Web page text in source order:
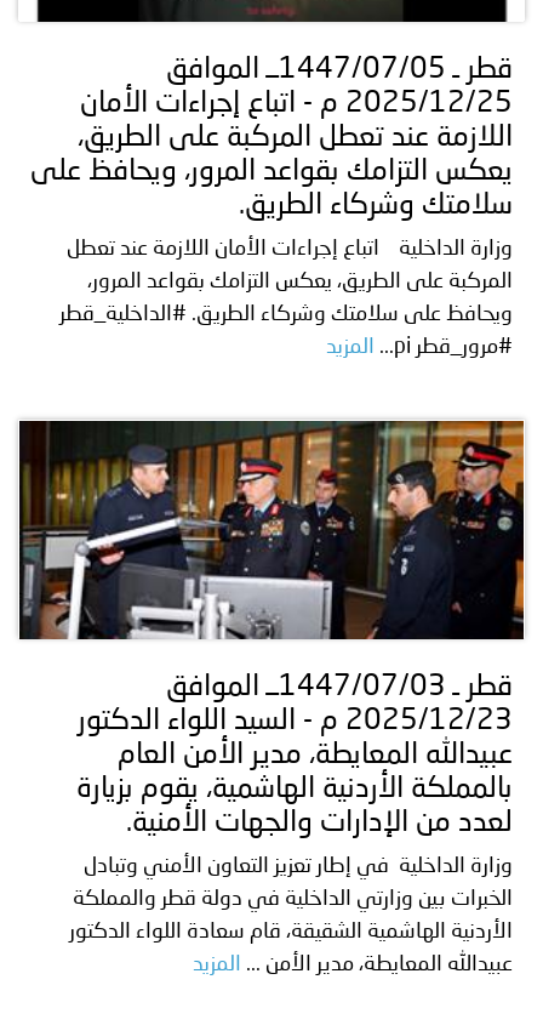
قطر ـ 1447/07/05ــ الموافق
2025/12/25 م - اتباع إجراءات الأمان
اللازمة عند تعطل المركبة على الطريق،
يعكس التزامك بقواعد المرور، ويحافظ على
سلامتك وشركاء الطريق.
وزارة الداخلية اتباع إجراءات الأمان اللازمة عند تعطل
المركبة على الطريق، يعكس التزامك بقواعد المرور،
ويحافظ على سلامتك وشركاء الطريق. #الداخلية_قطر
#مرور_قطر pi...
المزيد
قطر ـ 1447/07/03ــ الموافق
2025/12/23 م - السيد اللواء الدكتور
عبيدالله المعايطة، مدير الأمن العام
بالمملكة الأردنية الهاشمية، يقوم بزيارة
لعدد من الإدارات والجهات الأمنية.
وزارة الداخلية في إطار تعزيز التعاون الأمني وتبادل
الخبرات بين وزارتي الداخلية في دولة قطر والمملكة
الأردنية الهاشمية الشقيقة، قام سعادة اللواء الدكتور
عبيدالله المعايطة، مدير الأمن ...
المزيد